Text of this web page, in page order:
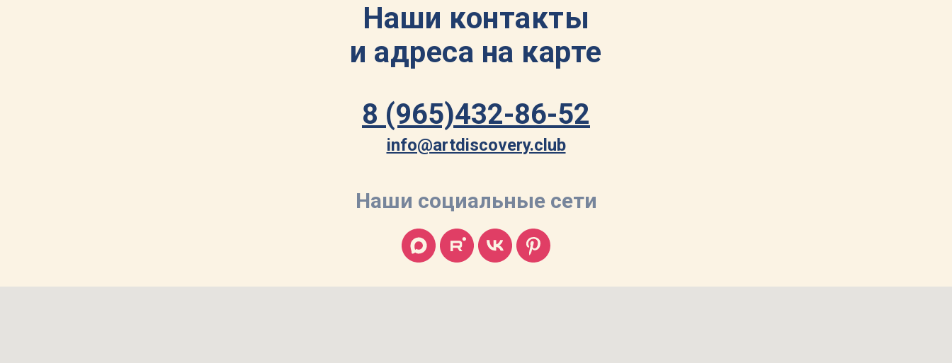
Наши контакты
и адреса на карте
8 (965)432-86-52
info@artdiscovery.club
Наши социальные сети